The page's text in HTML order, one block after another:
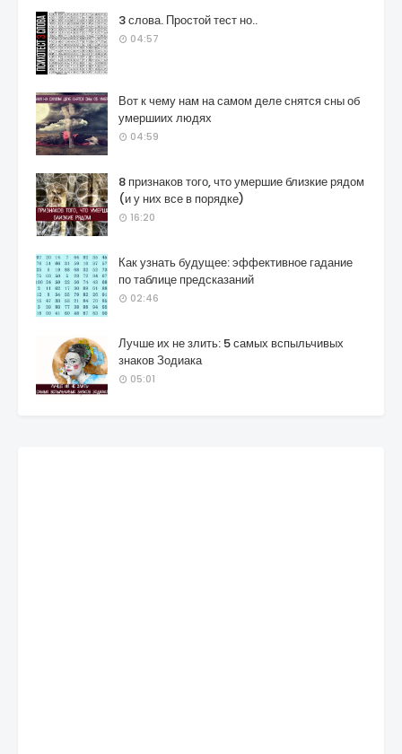
3 слова. Простой тест но..
04:57
Вот к чему нам на самом деле снятся сны об
умершиих людях
04:59
8 признаков того, что умершие близкие рядом
(и у них все в порядке)
16:20
Как узнать будущее: эффективное гадание
по таблице предсказаний
02:46
Лучше их не злить: 5 самых вспыльчивых
знаков Зодиака
05:01